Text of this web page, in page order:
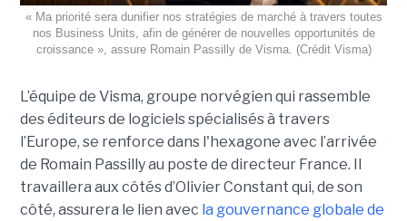
« Ma priorité sera dunifier nos stratégies de marché à travers toutes
nos Business Units, afin de générer de nouvelles opportunités de
croissance », assure Romain Passilly de Visma. (Crédit Visma)
L’équipe de Visma, groupe norvégien qui rassemble
des éditeurs de logiciels spécialisés à travers
l’Europe, se renforce dans l'hexagone avec l’arrivée
de Romain Passilly au poste de directeur France. Il
travaillera aux côtés d’Olivier Constant qui, de son
côté, assurera le lien avec la gouvernance globale de